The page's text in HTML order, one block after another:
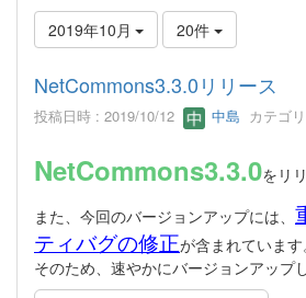
2019年10月 20件
NetCommons3.3.0リリース
投稿日時 : 2019/10/12 中島 カテゴ
NetCommons3.3.0をリ
また、今回のバージョンアップには、
ティバグの修正が含まれています。
そのため、速やかにバージョンアップ